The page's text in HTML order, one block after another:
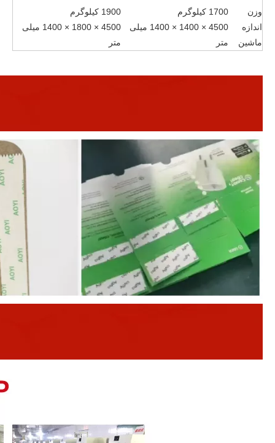
وزن
1700 کیلوگرم
1900 کیلوگرم
اندازه
ماشین
4500 × 1400 × 1400 میلی
متر
4500 × 1800 × 1400 میلی
متر